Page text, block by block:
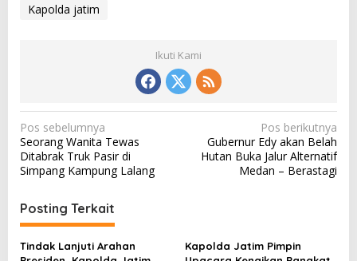
Kapolda jatim
Ikuti Kami
N
a
v
g
a
Pos sebelumnya
Seorang Wanita Tewas
Ditabrak Truk Pasir di
Simpang Kampung Lalang
Pos berikutnya
Gubernur Edy akan Belah
Hutan Buka Jalur Alternatif
Medan – Berastagi
Posting Terkait
Tindak Lanjuti Arahan
Kapolda Jatim Pimpin